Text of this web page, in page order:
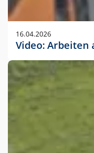
16.04.2026
Video: Arbeiten